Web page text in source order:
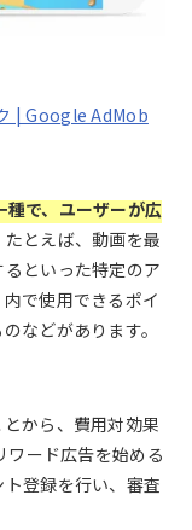
| Google AdMob
で、ユーザーが広
たとえば、動画を最
といった特定のア
で使用できるポイ
などがあります。
から、費用対効果
ワード広告を始める
登録を行い、審査